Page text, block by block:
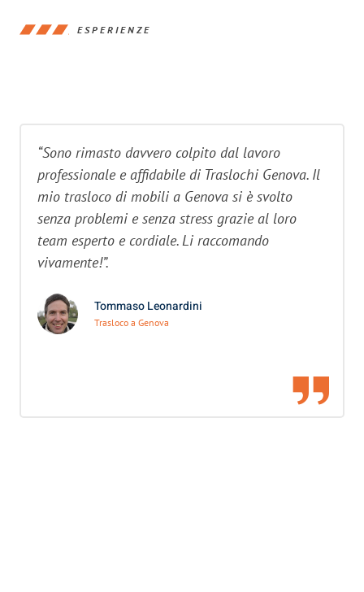
ESPERIENZE
“Sono rimasto davvero colpito dal lavoro
professionale e affidabile di Traslochi Genova. Il
mio trasloco di mobili a Genova si è svolto
senza problemi e senza stress grazie al loro
team esperto e cordiale. Li raccomando
vivamente!”.
Tommaso Leonardini
Trasloco a Genova